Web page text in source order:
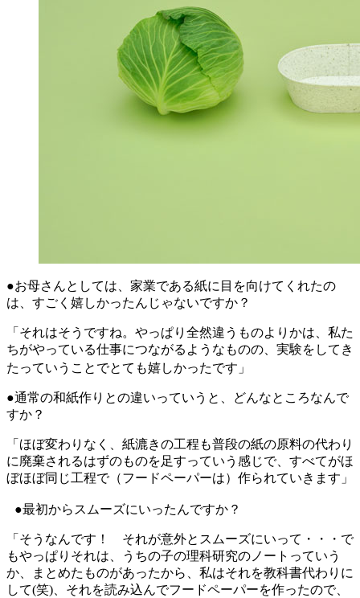
●お母さんとしては、家業である紙に目を向けてくれたの
は、すごく嬉しかったんじゃないですか？
「それはそうですね。やっぱり全然違うものよりかは、私た
ちがやっている仕事につながるようなものの、実験をしてき
たっていうことでとても嬉しかったです」
●通常の和紙作りとの違いっていうと、どんなところなんで
すか？
「ほぼ変わりなく、紙漉きの工程も普段の紙の原料の代わり
に廃棄されるはずのものを足すっていう感じで、すべてがほ
ぼほぼ同じ工程で（フードペーパーは）作られていきます」
●最初からスムーズにいったんですか？
「そうなんです！ それが意外とスムーズにいって・・・で
もやっぱりそれは、うちの子の理科研究のノートっていう
か、まとめたものがあったから、私はそれを教科書代わりに
して(笑)、それを読み込んでフードペーパーを作ったので、